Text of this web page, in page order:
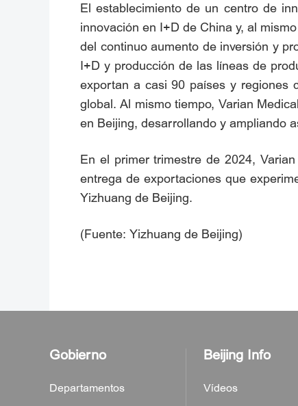
El establecimiento de un centro de
innovación en I+D de China y, al
del continuo aumento de inversión y
I+D y producción de las líneas de
exportan a casi 90 países y regiones
global. Al mismo tiempo, Varian
en Beijing, desarrollando y ampliando
En el primer trimestre de 2024,
entrega de exportaciones que
Yizhuang de Beijing.
(Fuente: Yizhuang de Beijing)
Gobierno
Departamentos
Beijing Info
Vídeos